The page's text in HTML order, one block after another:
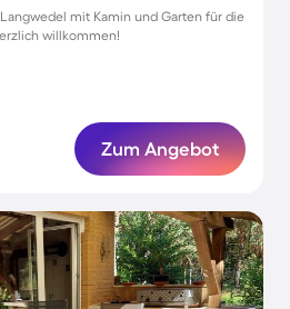
mit Kamin und Garten für die
willkommen!
Zum Angebot